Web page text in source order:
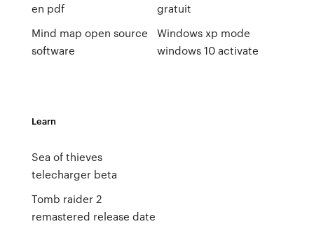
en pdf
Mind map open source
software
gratuit
Windows xp mode
windows 10 activate
Learn
Sea of thieves
telecharger beta
Tomb raider 2
remastered release date